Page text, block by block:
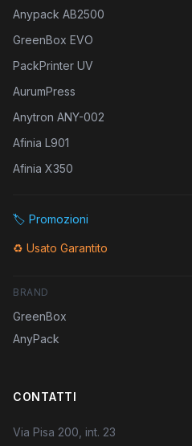
Anypack AB2500
GreenBox EVO
PackPrinter UV
AurumPress
Anytron ANY-002
Afinia L901
Afinia X350
🏷️ Promozioni
♻️ Usato Garantito
BRAND
GreenBox
AnyPack
CONTATTI
Via Pisa 200, int. 23